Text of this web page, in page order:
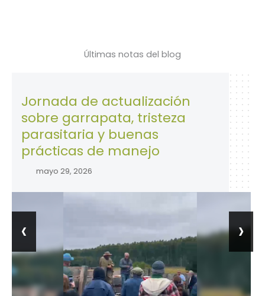
Últimas notas del blog
de actualización
garrapata, tristeza
y buenas
de manejo
29, 2026
28
la
abril
‹ ›